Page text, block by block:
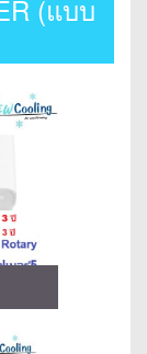
(แบบ